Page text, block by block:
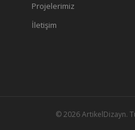
Projelerimiz
İletişim
© 2026 ArtikelDizayn.